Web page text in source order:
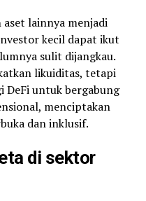
aset lainnya menjadi
kecil dapat ikut
sulit dijangkau.
likuiditas, tetapi
DeFi untuk bergabung
menciptakan
dan inklusif.
di sektor